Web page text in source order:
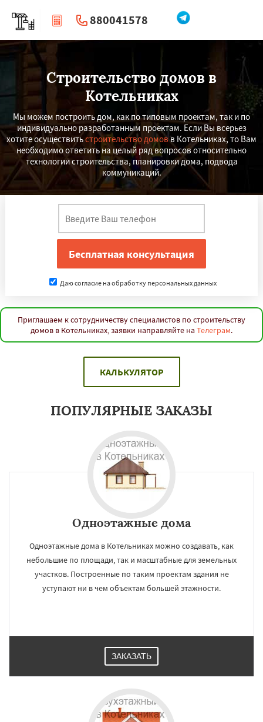
880041578
| Перезвоните мне
Строительство домов в
Котельниках
Мы можем построить дом, как по типовым проектам, так и по
индивидуально разработанным проектам. Если Вы всерьез
хотите осуществитьстроительство домовв Котельниках, то Вам
необходимо ответить на целый ряд вопросов относительно
технологии строительства, планировки дома, подвода
коммуникаций.
Даю согласие на обработку персональных данных
Приглашаем к сотрудничеству специалистов по строительству
домов в Котельниках, заявки направляйте на Телеграм.
КАЛЬКУЛЯТОР
ПОПУЛЯРНЫЕ ЗАКАЗЫ
Одноэтажные дома
Одноэтажные дома в Котельниках можно создавать, как
небольшие по площади, так и масштабные для земельных
участков. Построенные по таким проектам здания не
уступают ни в чем объектам большей этажности.
ЗАКАЗАТЬ